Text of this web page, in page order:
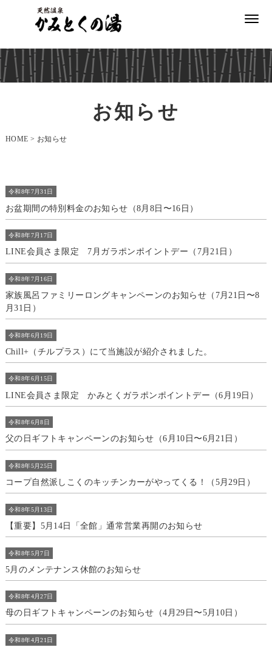
温
泉
サ
ウ
ナ
岩
盤
浴
施
設
料
金
ア
ク
セ
ス
お
ら
せ
お知らせ
HOME > お知らせ
令和8年7月31日
お盆期間の特別料金のお知らせ（8月8日〜16日）
令和8年7月17日
LINE会員さま限定 7月ガラポンポイントデー（7月21日）
令和8年7月16日
家族風呂ファミリーロングキャンペーンのお知らせ（7月21日〜8
月31日）
令和8年6月19日
Chill+（チルプラス）にて当施設が紹介されました。
令和8年6月15日
LINE会員さま限定 かみとくガラポンポイントデー（6月19日）
令和8年6月8日
父の日ギフトキャンペーンのお知らせ（6月10日〜6月21日）
令和8年5月25日
コープ自然派しこくのキッチンカーがやってくる！（5月29日）
令和8年5月13日
【重要】5月14日「全館」通常営業再開のお知らせ
令和8年5月7日
5月のメンテナンス休館のお知らせ
令和8年4月27日
母の日ギフトキャンペーンのお知らせ（4月29日〜5月10日）
令和8年4月21日